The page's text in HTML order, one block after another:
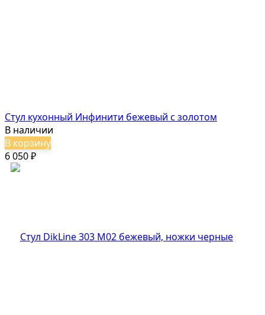
Стул кухонный Инфинити бежевый с золотом
В наличии
В корзину
6 050 ₽